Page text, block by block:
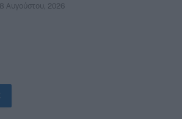
8 Αυγούστου, 2026